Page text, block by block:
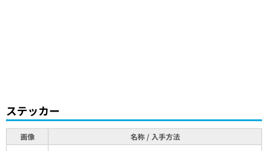
ステッカー
画像 名称 / 入手方法